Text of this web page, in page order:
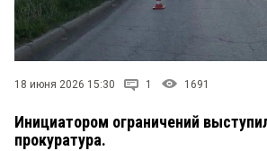
18 июня 2026 15:30 1 1691
Инициатором ограничений
прокуратура.